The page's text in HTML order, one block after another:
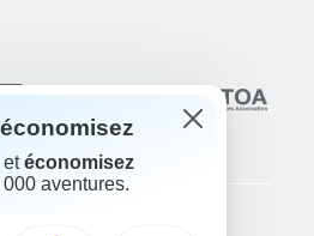
etéconomisez
aventures.